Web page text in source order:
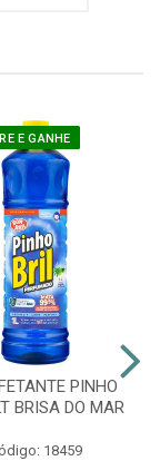
E GANHE
PINHO
BRISA DO MAR
18459